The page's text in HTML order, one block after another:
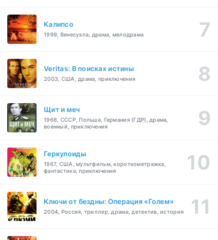
Калипсо
1999, Венесуэла, драма, мелодрама
Veritas: В поисках истины
2003, США, драма, приключения
Щит и меч
1968, СССР, Польша, Германия (ГДР), драма,
военный, приключения
Геркулоиды
1967, США, мультфильм, короткометражка,
фантастика, приключения
Ключи от бездны: Операция «Голем»
2004, Россия, триллер, драма, детектив, история